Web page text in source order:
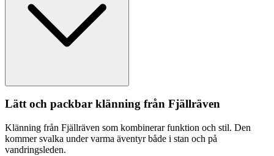
Lätt och packbar klänning från Fjällräven
Klänning från Fjällräven som kombinerar funktion och stil. Den
kommer svalka under varma äventyr både i stan och på
vandringsleden.